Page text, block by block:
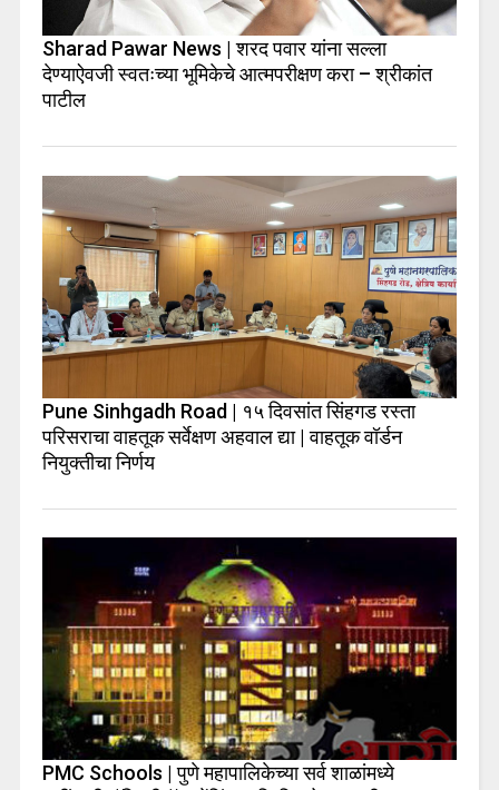
Sharad Pawar News | शरद पवार यांना सल्ला
देण्याऐवजी स्वतःच्या भूमिकेचे आत्मपरीक्षण करा – श्रीकांत
पाटील
Pune Sinhgadh Road | १५ दिवसांत सिंहगड रस्ता
परिसराचा वाहतूक सर्वेक्षण अहवाल द्या | वाहतूक वॉर्डन
नियुक्तीचा निर्णय
PMC Schools | पुणे महापालिकेच्या सर्व शाळांमध्ये